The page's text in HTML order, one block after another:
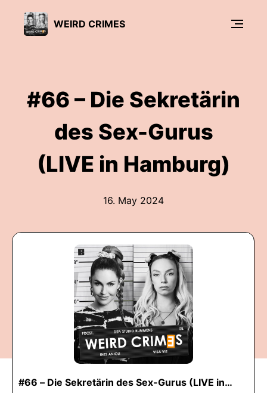
WEIRD CRIMES
#66 – Die Sekretärin
des Sex-Gurus
(LIVE in Hamburg)
16. May 2024